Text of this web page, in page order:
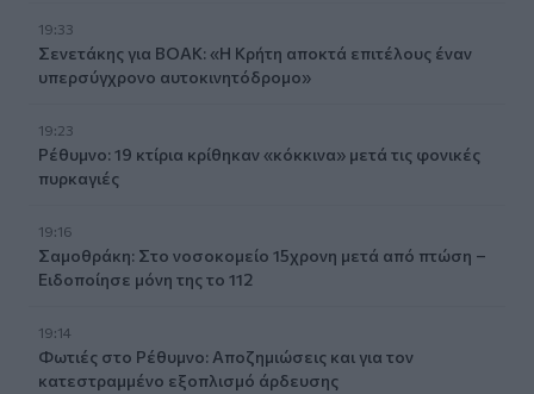
19:33
Σενετάκης για ΒΟΑΚ: «Η Κρήτη αποκτά επιτέλους έναν
υπερσύγχρονο αυτοκινητόδρομο»
19:23
Ρέθυμνο: 19 κτίρια κρίθηκαν «κόκκινα» μετά τις φονικές
πυρκαγιές
19:16
Σαμοθράκη: Στο νοσοκομείο 15χρονη μετά από πτώση –
Ειδοποίησε μόνη της το 112
19:14
Φωτιές στο Ρέθυμνο: Αποζημιώσεις και για τον
κατεστραμμένο εξοπλισμό άρδευσης